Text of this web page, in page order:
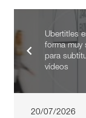
Ubertitles
forma muy
para
vídeos
20/07/2026